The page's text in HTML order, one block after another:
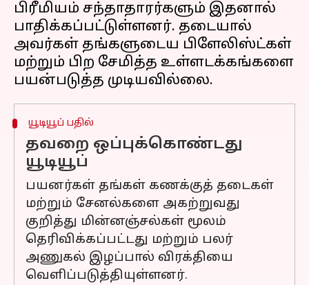
பிரீமியம் சந்தாதாரர்களும் இதனால்
பாதிக்கப்பட்டுள்ளனர். தடையால்
அவர்கள் தங்களுடைய பிளேலிஸ்ட்கள்
மற்றும் பிற சேமித்த உள்ளடக்கங்களை
யூடியூப் பதில்
தவறை ஒப்புக்கொண்டது
யூடியூப்
பயனர்கள் தங்கள் கணக்குத் தடைகள்
மற்றும் சேனல்களை அகற்றுவது
குறித்து மின்னஞ்சல்கள் மூலம்
தெரிவிக்கப்பட்டது மற்றும் பலர்
அணுகல் இழப்பால் விரக்தியை
வெளிப்படுத்தியுள்ளனர்.